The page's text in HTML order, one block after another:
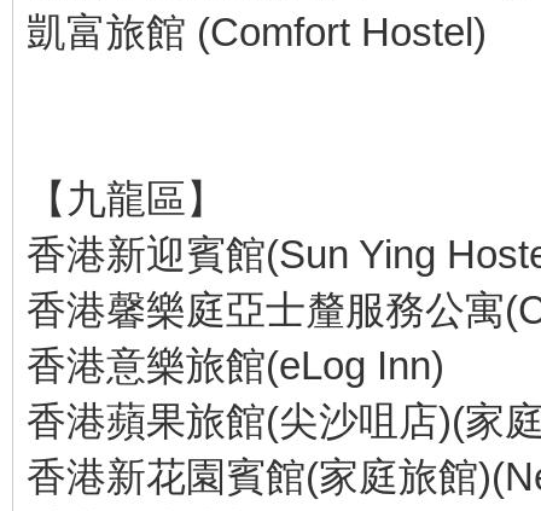
凱富旅館 (Comfort Hostel)
【九龍區】
香港新迎賓館(Sun Ying
香港馨樂庭亞士釐服務公寓
香港意樂旅館(eLog Inn)
香港蘋果旅館(尖沙咀店)(家
香港新花園賓館(家庭旅館